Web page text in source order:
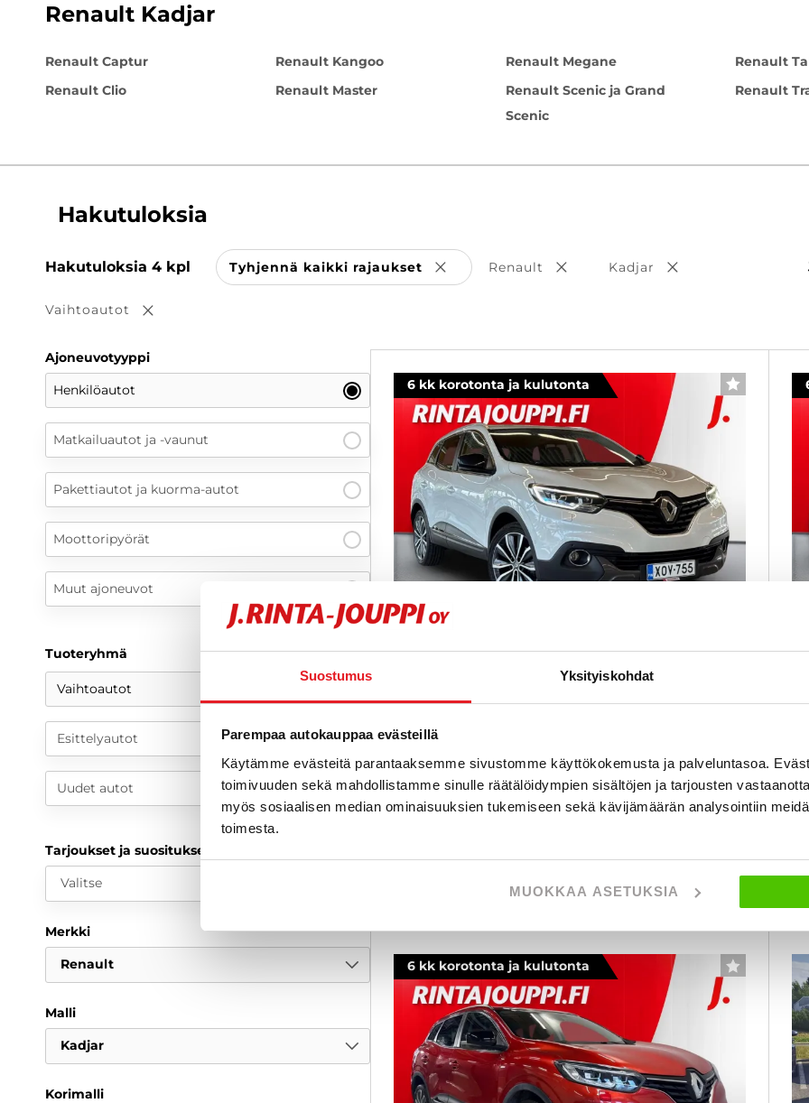
Suostumus Yksityiskohdat
Parempaa autokauppaa evästeillä
Käytämme evästeitä parantaaksemme sivustomme käyttökokemusta ja palveluntasoa.
toimivuuden sekä mahdollistamme sinulle räätälöidympien sisältöjen ja tarjousten
myös sosiaalisen median ominaisuuksien tukemiseen sekä kävijämäärän analysointiin
toimesta.
MUOKKAA ASETUKSIA
Renault Kadjar
Renault Captur
Renault Clio
Renault Kangoo
Renault Master
Renault Megane
Renault Scenic ja Grand
Scenic
Renault
Renault
Hakutuloksia
Hakutuloksia 4 kpl Tyhjennä kaikki rajaukset Poista valinta
Renault Poista valinta
Kadjar Poista valinta
Vaihtoautot Poista valinta
Ajoneuvotyyppi
Henkilöautot
Matkailuautot ja -vaunut
Pakettiautot ja kuorma-autot
Moottoripyörät
Muut ajoneuvot
Tuoteryhmä
Vaihtoautot
Esittelyautot
Uudet autot
Tarjoukset ja suositukset
Valitse
Merkki
Renault
Malli
Kadjar
Korimalli
6 kk korotonta ja kulutonta SUOSIKKI
kulutonta maksuaikaa! - 1 omistajalta,
Peruutuskamera, LED-valot
13 900 €
KATSO TIEDOT WHATSAPP
6 kk korotonta ja kulutonta SUOSIKKI